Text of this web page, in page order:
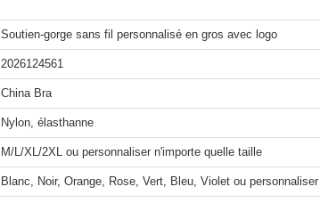
Soutien-gorge sans fil personnalisé en gros avec logo
2026124561
China Bra
Nylon, élasthanne
M/L/XL/2XL ou personnaliser n'importe quelle taille
Blanc, Noir, Orange, Rose, Vert, Bleu, Violet ou